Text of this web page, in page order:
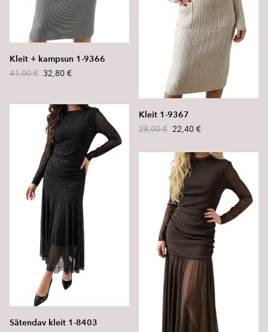
Kleit + kampsun 1-9366
41,00 € 32,80 €
Kleit 1-9367
28,00 € 22,40 €
Sätendav kleit 1-8403